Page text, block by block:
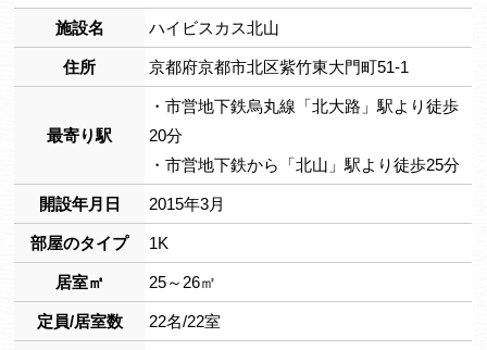
施設名 ハイビスカス北山
住所 京都府京都市北区紫竹東大門町51-1
最寄り駅
・市営地下鉄烏丸線「北大路」駅より徒歩
20分
・市営地下鉄から「北山」駅より徒歩25分
開設年月日 2015年3月
部屋のタイプ 1K
居室㎡ 25～26㎡
定員/居室数 22名/22室